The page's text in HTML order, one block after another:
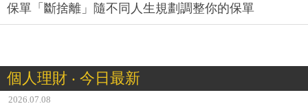
保單「斷捨離」隨不同人生規劃調整你的保單
個人理財 ‧ 今日最新
2026.07.08